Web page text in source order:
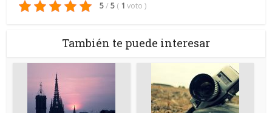
5/ 5 ( 1 voto )
También te puede interesar